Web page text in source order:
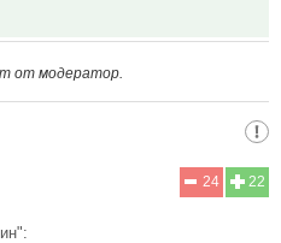
от модератор.
22
24